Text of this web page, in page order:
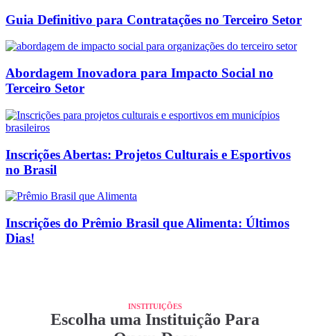
Guia Definitivo para Contratações no Terceiro Setor
Abordagem Inovadora para Impacto Social no
Terceiro Setor
Inscrições Abertas: Projetos Culturais e Esportivos
no Brasil
Inscrições do Prêmio Brasil que Alimenta: Últimos
Dias!
INSTITUIÇÕES
Escolha uma Instituição Para